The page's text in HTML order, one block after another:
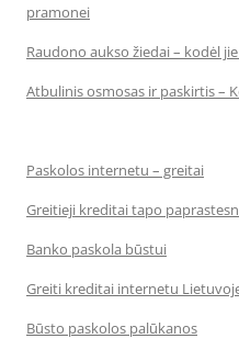
pramonei
Raudono aukso žiedai – kodėl
Atbulinis osmosas ir paskirtis –
Paskolos internetu – greitai
Greitieji kreditai tapo
Banko paskola būstui
Greiti kreditai internetu
Būsto paskolos palūkanos